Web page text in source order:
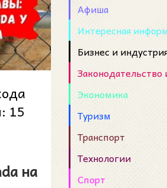
15
на
Афиша
Интересная
Бизнес и
Законодательство
Экономика
Туризм
Транспорт
Технологии
Спорт